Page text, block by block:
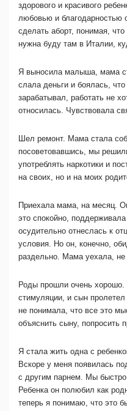
здорового и красивого
любовью и благодарностью
сделать аборт, понимая,
нужна буду там в Италии,
Я выносила малыша, мама
слала деньги и боялась,
зарабатывал, работать не
относилась. Чувствовала
Шел ремонт. Мама стала
посоветовавшись, мы
употреблять наркотики и
на своих, но и на моих
Приехала мама, на месяц.
это спокойно,
осудительно отнеслась к
условия. Но он, конечно,
раздельно. Мама уехала, не
Роды прошли очень
стимуляции, и сын
не понимала, что все это
объяснить сыну, попросить
Я стала жить одна с
Вскоре у меня появилась
с другим парнем. Мы быстро
Ребенка он полюбил как
теперь я понимаю, что это